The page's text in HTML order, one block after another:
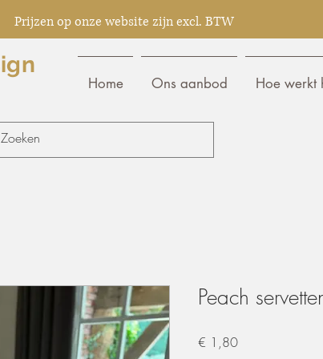
Prijzen op onze website zijn excl. BTW
Home Ons aanbod Hoe werkt
Peach
€ 1,80Prijs